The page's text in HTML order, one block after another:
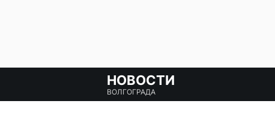
НОВОСТИ
ВОЛГОГРАДА